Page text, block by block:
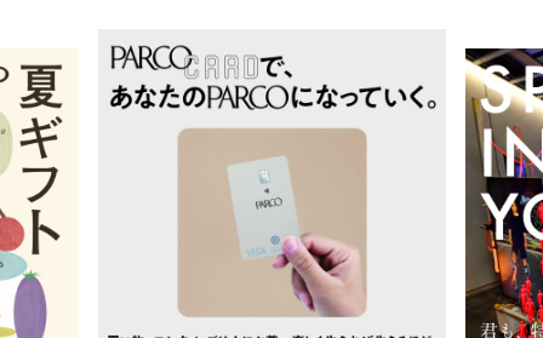
ニュース
レストラン・カフェ
TAX FREE
한국어
ภาษาไทย
日本語